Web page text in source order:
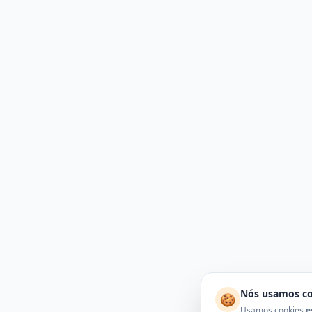
🍪 Nós usamos